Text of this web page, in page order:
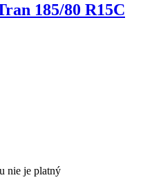
185/80 R15C
nie je platný